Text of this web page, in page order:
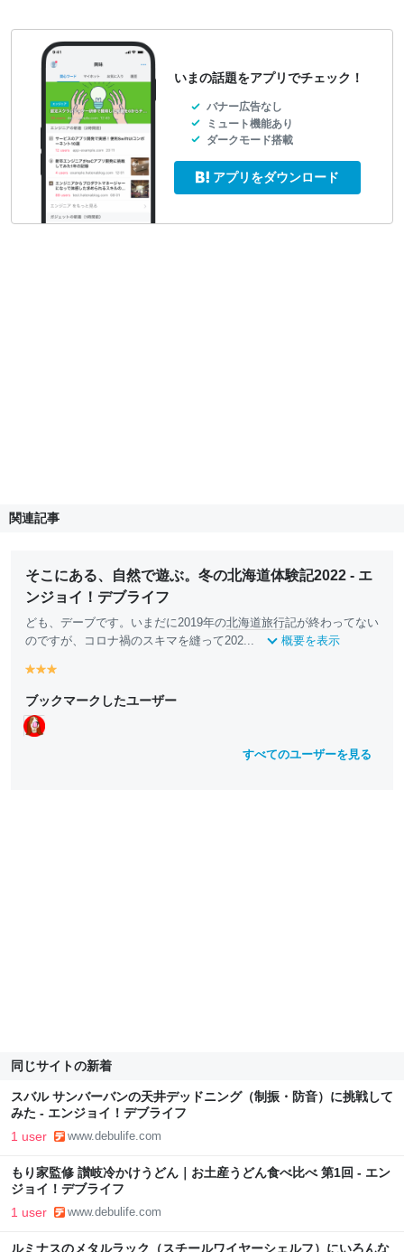
いまの話題をアプリでチェック！
バナー広告なし
ミュート機能あり
ダークモード搭載
アプリをダウンロード
関連記事
そこにある、自然で遊ぶ。冬の北海道体験記2022 - エ
ンジョイ！デブライフ
ども、デーブです。いまだに2019年の北海道旅行記が終わってない
のですが、コロナ禍のスキマを縫って202...
概要を表示
y
ll
o
w
y
ll
o
w
ll
ブックマークしたユーザー
すべてのユーザーを見る
同じサイトの新着
スバル サンバーバンの天井デッドニング（制振・防音）に挑戦して
みた - エンジョイ！デブライフ
1 user www.debulife.com
もり家監修 讃岐冷かけうどん｜お土産うどん食べ比べ 第1回 - エン
ジョイ！デブライフ
1 user www.debulife.com
ルミナスのメタルラック（スチールワイヤーシェルフ）にいろんな